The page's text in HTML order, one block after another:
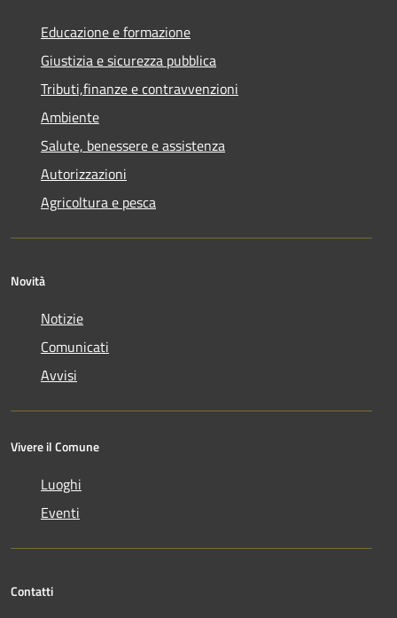
Educazione e formazione
Giustizia e sicurezza pubblica
Tributi,finanze e contravvenzioni
Ambiente
Salute, benessere e assistenza
Autorizzazioni
Agricoltura e pesca
Novità
Notizie
Comunicati
Avvisi
Vivere il Comune
Luoghi
Eventi
Contatti